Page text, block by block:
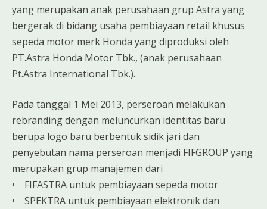
yang merupakan anak perusahaan grup Astra yang
bergerak di bidang usaha pembiayaan retail khusus
sepeda motor merk Honda yang diproduksi oleh
PT.Astra Honda Motor Tbk., (anak perusahaan
Pt.Astra International Tbk.).
Pada tanggal 1 Mei 2013, perseroan melakukan
rebranding dengan meluncurkan identitas baru
berupa logo baru berbentuk sidik jari dan
penyebutan nama perseroan menjadi FIFGROUP yang
merupakan grup manajemen dari
• FIFASTRA untuk pembiayaan sepeda motor
• SPEKTRA untuk pembiayaan elektronik dan